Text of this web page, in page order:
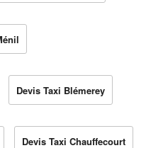
Devis Taxi Blémerey
Devis Taxi Chauffecourt